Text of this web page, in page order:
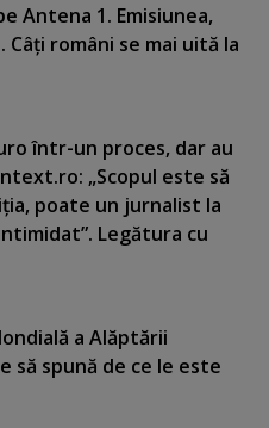
Antena 1. Emisiunea,
români se mai uită la
într-un proces, dar au
„Scopul este să
poate un jurnalist la
Legătura cu
a Alăptării
să spună de ce le este